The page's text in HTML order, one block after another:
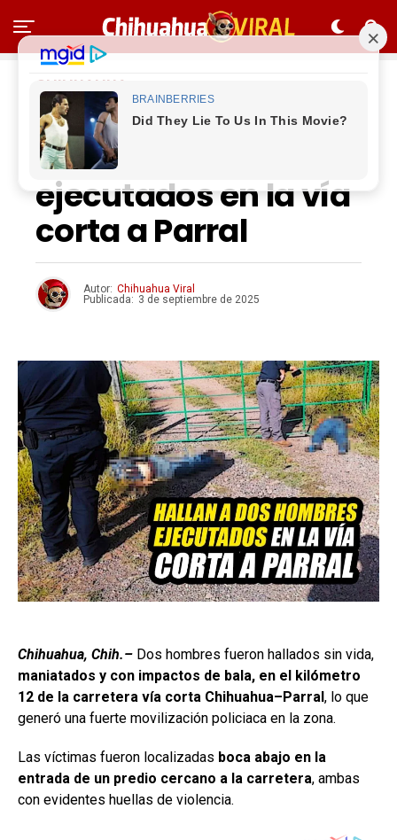
CHIHUAHUA
Hallan a dos
hombres
ejecutados en la vía
corta a Parral
Autor: Chihuahua Viral
Publicada: 3 de septiembre de 2025
Chihuahua, Chih.– Dos hombres fueron hallados sin vida,
maniatados y con impactos de bala, en el kilómetro
12 de la carretera vía corta Chihuahua–Parral, lo que
generó una fuerte movilización policiaca en la zona.
Las víctimas fueron localizadas boca abajo en la
entrada de un predio cercano a la carretera, ambas
con evidentes huellas de violencia.